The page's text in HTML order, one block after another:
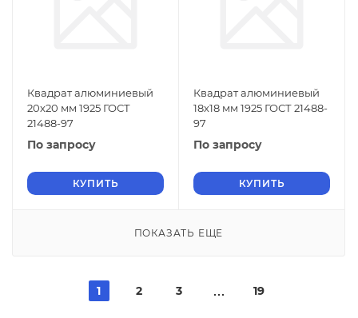
Квадрат алюминиевый
20х20 мм 1925 ГОСТ
21488-97
По запросу
КУПИТЬ
Квадрат алюминиевый
18х18 мм 1925 ГОСТ 21488-
97
По запросу
КУПИТЬ
ПОКАЗАТЬ ЕЩЕ
1 2 3 19